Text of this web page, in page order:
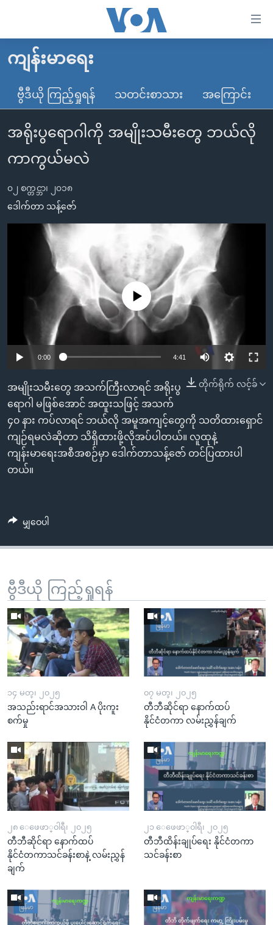
လွယ်ကူ
သည့်
Link
များ
ပင်မ
သို့
ကျော်
ကျော်
ကြည့်
ရှာဖွေ
ရန်
နေရာ
သို့
ကျော်
ရန်
မူလစာမျက်နှာ
မြန်မာ
ကမ္ဘာ့သတင်းများ
နိုင်ငံတကာ
အမေရိကန်
အစ္စရေး-ပါလက်စတိုင်း
ဗွီဒီယို
သတင်းလွတ်လပ်ခွင့်
အင်္ဂလိပ်စာလေ့လာမယ်
မကြေးမုံရဲ့ အင်္ဂလိပ်စာ
ရုပ်ရှင်ထဲက အင်္ဂလိပ်စာ
သုတပဒေသာ အင်္ဂလိပ်စာ
ရေဒီယို
ရေဒီယိုနှင့်ရုပ်သံ အချက်အလက်များ
ရေဒီယို/တီဗွီအစီအစဉ်
Learning English
ဗွီအိုအေ လူမှုကွန်ယက်များ
ဘာသာစကားများ
ကျန်းမာရေး
ဗွီဒီယို ကြည့်ရှုရန် သတင်းစာသား အကြောင်း
အရိုးပွရောဂါကို အမျိုးသမီးတွေ ဘယ်လို
ကာကွယ်မလဲ
၀၂ စက္တင္ဘာ၊ ၂၀၁၈
ဒေါက်တာ သန့်ဇော်
No media source currently available
0:00 4:41
တိုက်ရိုက် လင့်ခ်
အမျိုးသမီးတွေ အသက်ကြီးလာရင် အရိုးပွ
ရောဂါ မဖြစ်အောင် အထူးသဖြင့် အသက်
၄၀ နား ကပ်လာရင် ဘယ်လို အမူအကျင့်တွေကို သတိထားရှောင်
ကျဉ်ရမလဲဆိုတာ သိရှိထားဖို့လိုအပ်ပါတယ်။ လူထုနဲ့
ကျန်းမာရေးအစီအစဉ်မှာ ဒေါက်တာသန့်ဇော် တင်ပြထားပါ
တယ်။
မျှဝေပါ
ဗွီဒီယို ကြည့်ရှုရန်
၁၄ မတ္၊ ၂၀၂၅
အသည်းရာင်အသားဝါ A ပိုးကူး
စက်မှု
၀၇ မတ္၊ ၂၀၂၅
တီဘီဆိုင်ရာ နောက်ထပ်
နိုင်ငံတကာ လမ်းညွှန်ချက်
၂၈ ေဖေဖာ္၀ါရီ၊ ၂၀၂၅
တီဘီဆိုင်ရာ နောက်ထပ်
နိုင်ငံတကာသင်ခန်းစာနဲ့ လမ်းညွှန်
ချက်
၂၁ ေဖေဖာ္၀ါရီ၊ ၂၀၂၅
တီဘီထိန်းချုပ်ရေး နိုင်ငံတကာ
သင်ခန်းစာ